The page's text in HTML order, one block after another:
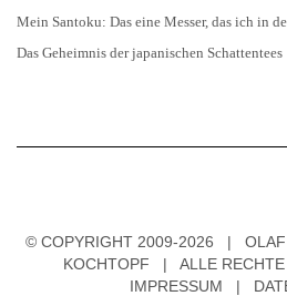
Mein Santoku: Das eine Messer, das ich in
Das Geheimnis der japanischen Schattentees
© COPYRIGHT 2009-2026 | OLAF
KOCHTOPF | ALLE
IMPRESSUM |